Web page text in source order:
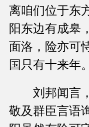
离咱们位于东
阳东边有成皋
面洛，险亦可
国只有十来年
刘邦闻言，
敬及群臣言语